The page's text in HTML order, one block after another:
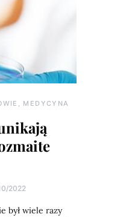
MEDYCYNA
2022
był wiele razy